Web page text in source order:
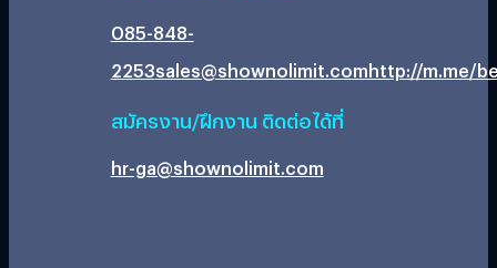
085-848-
2253sales@shownolimit.comhttp://m.me/
สมัครงาน/ฝึกงาน ติดต่อได้ที่
hr-ga@shownolimit.com